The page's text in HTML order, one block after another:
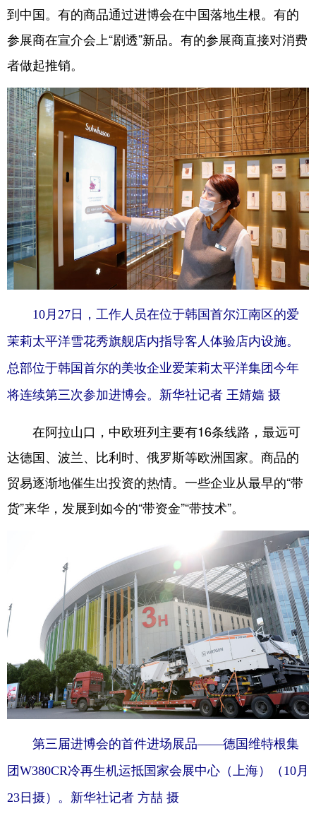
到中国。有的商品通过进博会在中国落地生根。有的
参展商在宣介会上“剧透”新品。有的参展商直接对消费
者做起推销。
10月27日，工作人员在位于韩国首尔江南区的爱
茉莉太平洋雪花秀旗舰店内指导客人体验店内设施。
总部位于韩国首尔的美妆企业爱茉莉太平洋集团今年
将连续第三次参加进博会。新华社记者 王婧嫱 摄
在阿拉山口，中欧班列主要有16条线路，最远可
达德国、波兰、比利时、俄罗斯等欧洲国家。商品的
贸易逐渐地催生出投资的热情。一些企业从最早的“带
货”来华，发展到如今的“带资金”“带技术”。
第三届进博会的首件进场展品——德国维特根集
团W380CR冷再生机运抵国家会展中心（上海）（10月
23日摄）。新华社记者 方喆 摄